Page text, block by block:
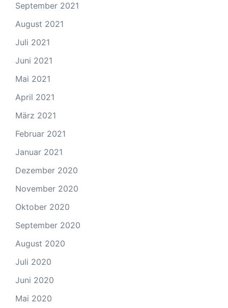
September 2021
August 2021
Juli 2021
Juni 2021
Mai 2021
April 2021
März 2021
Februar 2021
Januar 2021
Dezember 2020
November 2020
Oktober 2020
September 2020
August 2020
Juli 2020
Juni 2020
Mai 2020